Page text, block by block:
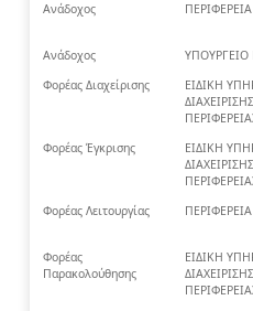
Ανάδοχος
Ανάδοχος
Φορέας Διαχείρισης
ΕΙΔΙΚΗ
Φορέας Έγκρισης
ΕΙΔΙΚΗ
Φορέας Λειτουργίας
Φορέας
Παρακολούθησης
ΕΙΔΙΚΗ